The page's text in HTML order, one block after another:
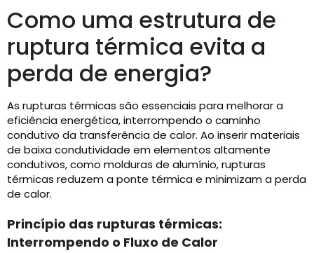
Como uma estrutura de
ruptura térmica evita a
perda de energia?
As rupturas térmicas são essenciais para melhorar a
eficiência energética, interrompendo o caminho
condutivo da transferência de calor. Ao inserir materiais
de baixa condutividade em elementos altamente
condutivos, como molduras de alumínio, rupturas
térmicas reduzem a ponte térmica e minimizam a perda
de calor.
Princípio das rupturas térmicas:
Interrompendo o Fluxo de Calor